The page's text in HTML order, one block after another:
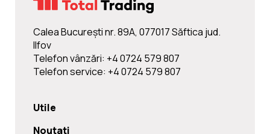
Calea Bucureşti nr. 89A, 077017 Săftica jud.
Ilfov
Telefon vânzări: +4 0724 579 807
Telefon service: +4 0724 579 807
Utile
Noutati